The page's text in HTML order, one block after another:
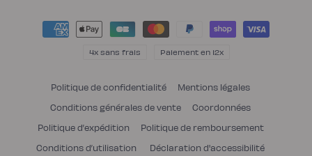
paiement
4x sans frais Paiement en 12x
Politique de confidentialité
Mentions légales
Conditions générales de vente
Coordonnées
Politique d’expédition
Politique de remboursement
Conditions d’utilisation
Déclaration d'accessibilité